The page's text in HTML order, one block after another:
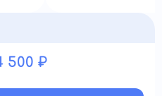
500 ₽